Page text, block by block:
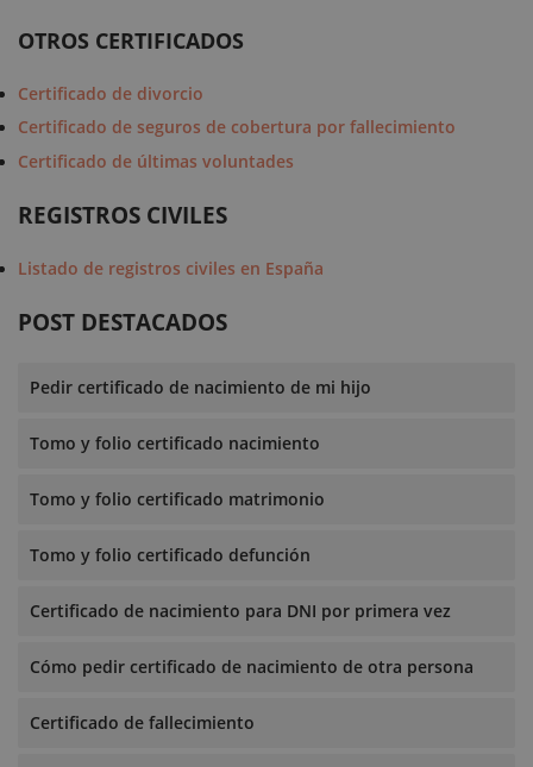
OTROS CERTIFICADOS
Certificado de divorcio
Certificado de seguros de cobertura por fallecimiento
Certificado de últimas voluntades
REGISTROS CIVILES
Listado de registros civiles en España
POST DESTACADOS
Pedir certificado de nacimiento de mi hijo
Tomo y folio certificado nacimiento
Tomo y folio certificado matrimonio
Tomo y folio certificado defunción
Certificado de nacimiento para DNI por primera vez
Cómo pedir certificado de nacimiento de otra persona
Certificado de fallecimiento